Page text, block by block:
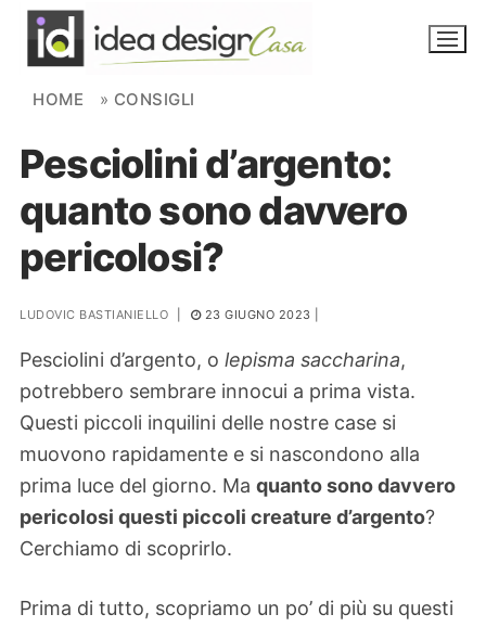
Skip to content
NOVITÀ
AMBIENTI
FAI DA TE
PIANTE
Ortaggio
Search for:
HOME » CONSIGLI
Pesciolini d’argento:
quanto sono davvero
pericolosi?
LUDOVIC BASTIANIELLO 23 GIUGNO 2023
Pesciolini d’argento, o lepisma saccharina,
potrebbero sembrare innocui a prima vista.
Questi piccoli inquilini delle nostre case si
muovono rapidamente e si nascondono alla
prima luce del giorno. Ma quanto sono davvero
pericolosi questi piccoli creature d’argento?
Cerchiamo di scoprirlo.
Prima di tutto, scopriamo un po’ di più su questi